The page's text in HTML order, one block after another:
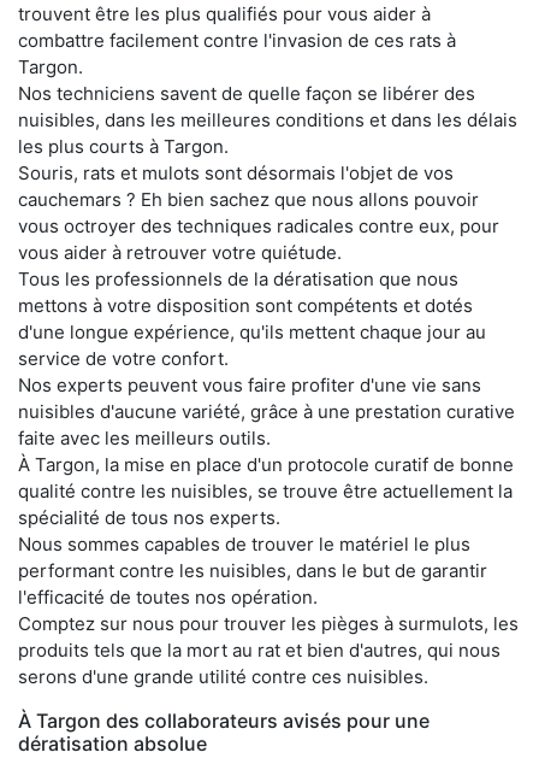
trouvent être les plus qualifiés pour vous aider à
combattre facilement contre l'invasion de ces rats à
Targon.
Nos techniciens savent de quelle façon se libérer des
nuisibles, dans les meilleures conditions et dans les délais
les plus courts à Targon.
Souris, rats et mulots sont désormais l'objet de vos
cauchemars ? Eh bien sachez que nous allons pouvoir
vous octroyer des techniques radicales contre eux, pour
vous aider à retrouver votre quiétude.
Tous les professionnels de la dératisation que nous
mettons à votre disposition sont compétents et dotés
d'une longue expérience, qu'ils mettent chaque jour au
service de votre confort.
Nos experts peuvent vous faire profiter d'une vie sans
nuisibles d'aucune variété, grâce à une prestation curative
faite avec les meilleurs outils.
À Targon, la mise en place d'un protocole curatif de bonne
qualité contre les nuisibles, se trouve être actuellement la
spécialité de tous nos experts.
Nous sommes capables de trouver le matériel le plus
performant contre les nuisibles, dans le but de garantir
l'efficacité de toutes nos opération.
Comptez sur nous pour trouver les pièges à surmulots, les
produits tels que la mort au rat et bien d'autres, qui nous
serons d'une grande utilité contre ces nuisibles.
À Targon des collaborateurs avisés pour une
dératisation absolue